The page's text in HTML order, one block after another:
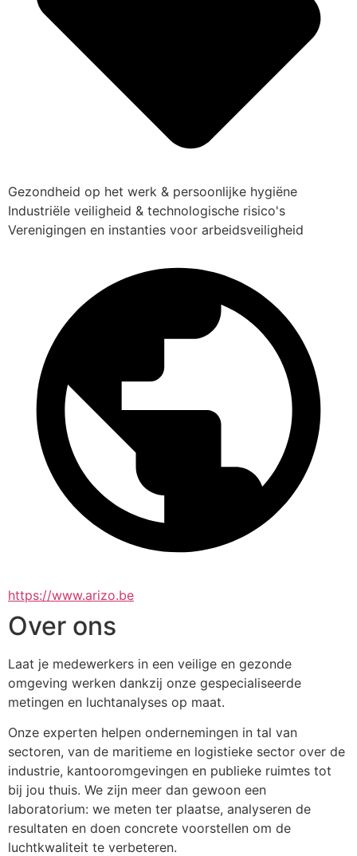
Gezondheid op het werk & persoonlijke hygiëne
Industriële veiligheid & technologische risico's
Verenigingen en instanties voor arbeidsveiligheid
https://www.arizo.be
Over ons
Laat je medewerkers in een veilige en gezonde
omgeving werken dankzij onze gespecialiseerde
metingen en luchtanalyses op maat.
Onze experten helpen ondernemingen in tal van
sectoren, van de maritieme en logistieke sector over de
industrie, kantooromgevingen en publieke ruimtes tot
bij jou thuis. We zijn meer dan gewoon een
laboratorium: we meten ter plaatse, analyseren de
resultaten en doen concrete voorstellen om de
luchtkwaliteit te verbeteren.